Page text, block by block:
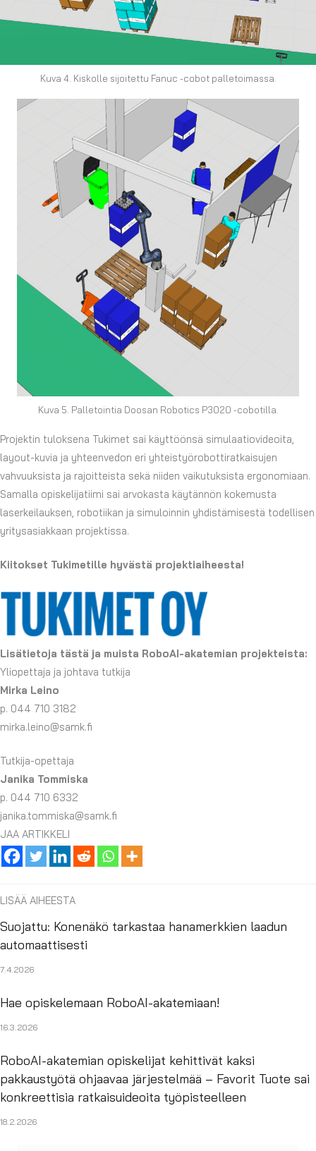
Kuva 4. Kiskolle sijoitettu Fanuc -cobot palletoimassa.
Kuva 5. Palletointia Doosan Robotics P3020 -cobotilla.
Projektin tuloksena Tukimet sai käyttöönsä simulaatiovideoita,
layout-kuvia ja yhteenvedon eri yhteistyörobottiratkaisujen
vahvuuksista ja rajoitteista sekä niiden vaikutuksista ergonomiaan.
Samalla opiskelijatiimi sai arvokasta käytännön kokemusta
laserkeilauksen, robotiikan ja simuloinnin yhdistämisestä todellisen
yritysasiakkaan projektissa.
Kiitokset Tukimetille hyvästä projektiaiheesta!
Lisätietoja tästä ja muista RoboAI-akatemian projekteista:
Yliopettaja ja johtava tutkija
Mirka Leino
p. 044 710 3182
mirka.leino@samk.fi
Tutkija-opettaja
Janika Tommiska
p. 044 710 6332
janika.tommiska@samk.fi
JAA ARTIKKELI
LISÄÄ AIHEESTA
Suojattu: Konenäkö tarkastaa hanamerkkien laadun
automaattisesti
7.4.2026
Hae opiskelemaan RoboAI-akatemiaan!
16.3.2026
RoboAI-akatemian opiskelijat kehittivät kaksi
pakkaustyötä ohjaavaa järjestelmää – Favorit Tuote sai
konkreettisia ratkaisuideoita työpisteelleen
18.2.2026